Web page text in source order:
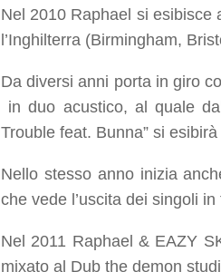
Nel 2010 Raphael si esibisce
l’Inghilterra (Birmingham,
Da diversi anni porta in giro
in duo acustico, al quale
Trouble feat. Bunna” si
Nello stesso anno inizia
che vede l’uscita dei singoli
Nel 2011 Raphael & EAZY
mixato al Dub the demon